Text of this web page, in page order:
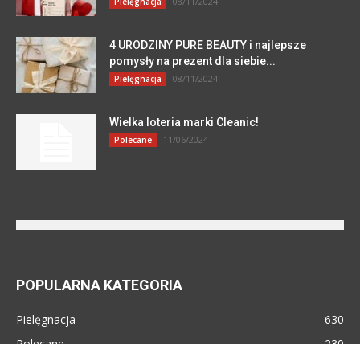
4 URODZINY PURE BEAUTY i najlepsze
pomysły na prezent dla siebie...
Pielęgnacja 08/11/2024
Wielka loteria marki Cleanic!
Polecane 11/06/2024
POPULARNA KATEGORIA
Pielęgnacja
630